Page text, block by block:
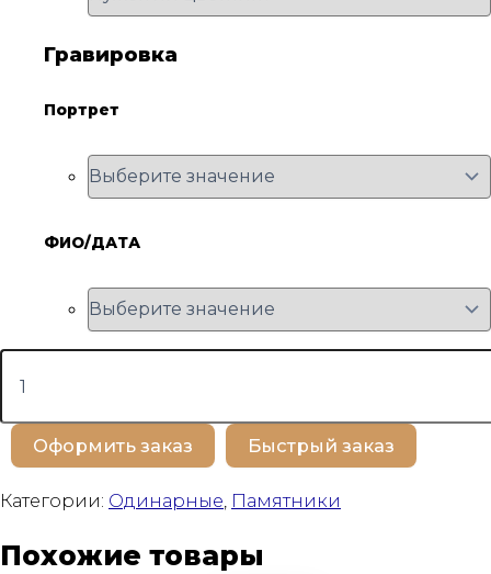
Гравировка
Портрет
ФИО/ДАТА
Количество
товара
Оформить заказ Быстрый заказ
Категории: Одинарные Памятники
Похожие товары